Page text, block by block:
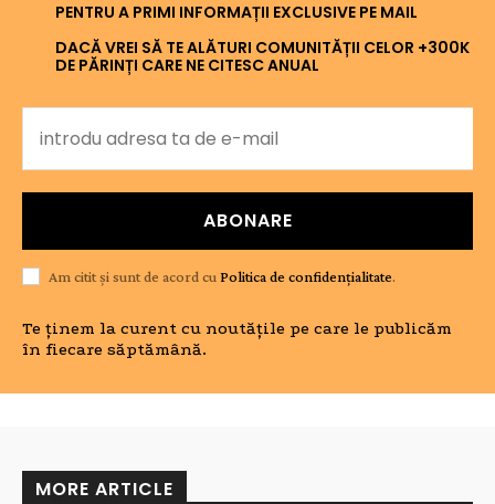
PENTRU A PRIMI INFORMAȚII EXCLUSIVE PE MAIL
DACĂ VREI SĂ TE ALĂTURI COMUNITĂȚII CELOR +300K
DE PĂRINȚI CARE NE CITESC ANUAL
ABONARE
Am citit și sunt de acord cu Politica de confidențialitate.
Te ținem la curent cu noutățile pe care le publicăm
în fiecare săptămână.
MORE ARTICLE